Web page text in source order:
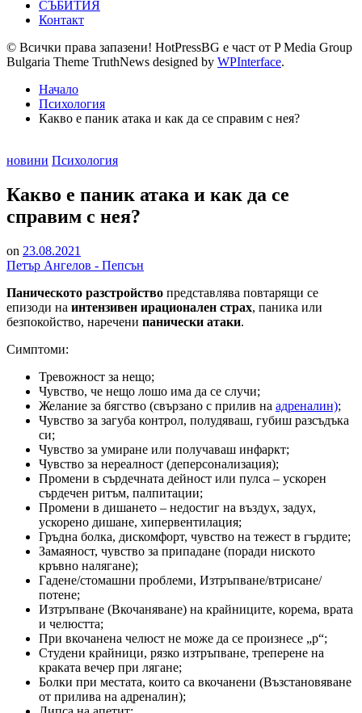
СЪБИТИЯ
Контакт
© Всички права запазени! HotPressBG е част от P Media Group
Bulgaria Theme TruthNews designed by WPInterface.
Начало
Психология
Какво е паник атака и как да се справим с нея?
Posted
новини Психология
Какво е паник атака и как да се
справим с нея?
on 23.08.2021
Петър Ангелов - Пепсън
Паническото разстройство представлява повтарящи се
епизоди на интензивен ирационален страх, паника или
безпокойство, наречени панически атаки.
Симптоми:
Тревожност за нещо;
Чувство, че нещо лошо има да се случи;
Желание за бягство (свързано с прилив на адреналин);
Чувство за загуба контрол, полудяваш, губиш разсъдъка
си;
Чувство за умиране или получаваш инфаркт;
Чувство за нереалност (деперсонализация);
Промени в сърдечната дейност или пулса – ускорен
сърдечен ритъм, палпитации;
Промени в дишането – недостиг на въздух, задух,
ускорено дишане, хипервентилация;
Гръдна болка, дискомфорт, чувство на тежест в гърдите;
Замаяност, чувство за припадане (поради ниското
кръвно налягане);
Гадене/стомашни проблеми, Изтръпване/втрисане/
потене;
Изтръпване (Вкочаняване) на крайниците, корема, врата
и челюстта;
При вкочанена челюст не може да се произнесе „р“;
Студени крайници, рязко изтръпване, треперене на
краката вечер при лягане;
Болки при местата, които са вкочанени (Възстановяване
от прилива на адреналин);